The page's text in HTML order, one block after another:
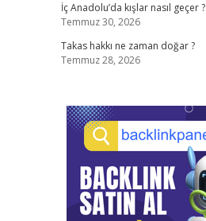
İç Anadolu’da kışlar nasıl geçer ?
Temmuz 30, 2026
Takas hakkı ne zaman doğar ?
Temmuz 28, 2026